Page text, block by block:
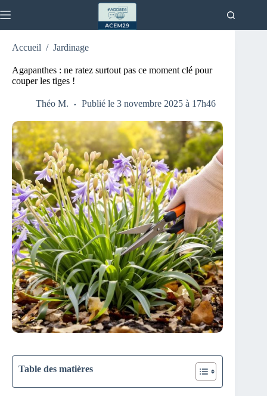
au
Accueil / Jardinage
Agapanthes : ne ratez surtout pas ce moment clé pour
couper les tiges !
Théo M. Publié le 3 novembre 2025 à 17h46
Table des matières